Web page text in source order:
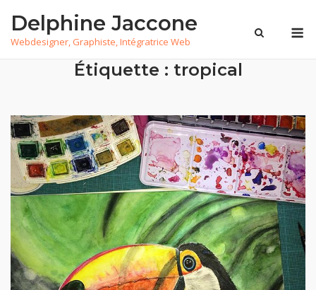
content
Delphine Jaccone
Webdesigner, Graphiste, Intégratrice Web
Étiquette : tropical